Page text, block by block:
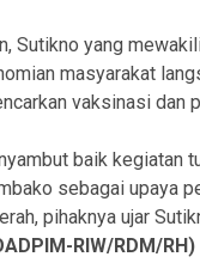
Sutikno yang
masyarakat
vaksinasi
baik
sebagai upaya
pihaknya ujar
RIW/RDM/RH)